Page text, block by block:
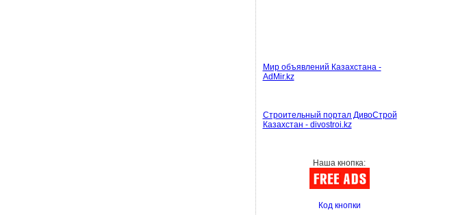
Мир объявлений Казахстана -
AdMir.kz
Строительный портал ДивоСтрой
Казахстан - divostroi.kz
Наша кнопка:
Код кнопки